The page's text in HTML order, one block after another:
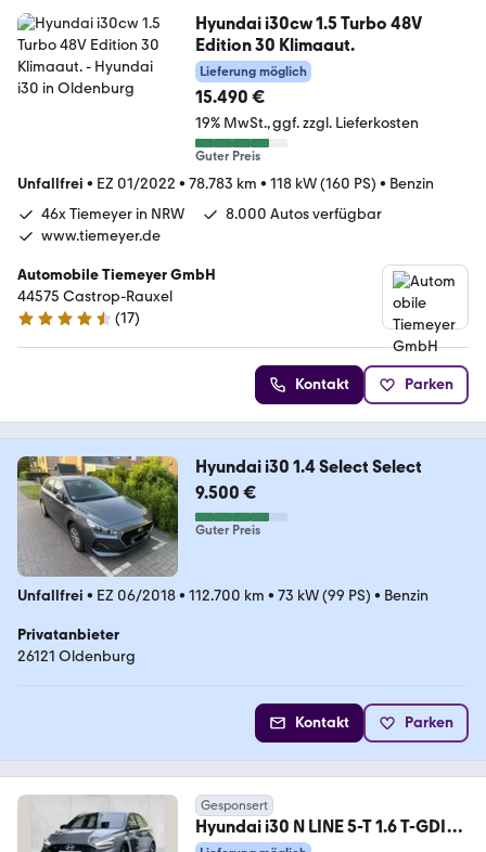
Hyundai i30cw 1.5 Turbo 48V
Edition 30 Klimaaut.
Lieferung möglich
15.490 €
19% MwSt. ggf. zzgl. Lieferkosten
Guter Preis
Unfallfrei • EZ 01/2022 • 78.783 km • 118 kW (160 PS) • Benzin
46x Tiemeyer in NRW
8.000 Autos verfügbar
www.tiemeyer.de
Automobile Tiemeyer GmbH
44575 Castrop-Rauxel
4.6 Sterne
(17)
Kontakt Parken
Hyundai i30 1.4 Select Select
9.500 €
Guter Preis
Unfallfrei • EZ 06/2018• 112.700 km • 73 kW (99 PS) • Benzin
Privatanbieter
26121 Oldenburg
Kontakt Parken
Gesponsert
Hyundai i30 N LINE 5-T 1.6 T-GDI